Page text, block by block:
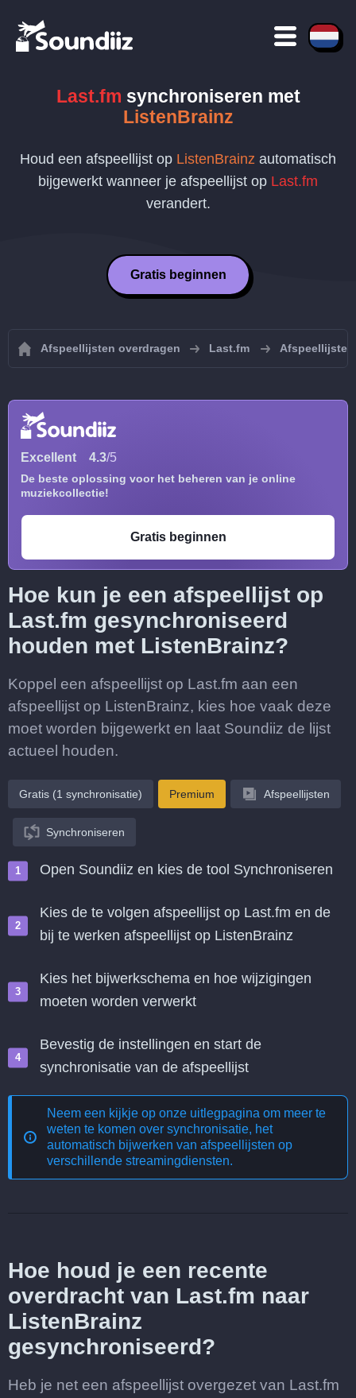
Last.fm synchroniseren met
ListenBrainz
Houd een afspeellijst op ListenBrainz automatisch
bijgewerkt wanneer je afspeellijst op Last.fm
verandert.
Gratis beginnen
Afspeellijsten overdragen Last.fm
Excellent 4.3/5
De beste oplossing voor het beheren van je online
muziekcollectie!
Gratis beginnen
Hoe kun je een afspeellijst op
Last.fm gesynchroniseerd
houden met ListenBrainz?
Koppel een afspeellijst op Last.fm aan een
afspeellijst op ListenBrainz, kies hoe vaak deze
moet worden bijgewerkt en laat Soundiiz de lijst
actueel houden.
Gratis (1 synchronisatie) Premium Afspeellijsten
Synchroniseren
Open Soundiiz en kies de tool Synchroniseren
Kies de te volgen afspeellijst op Last.fm en de
bij te werken afspeellijst op ListenBrainz
Kies het bijwerkschema en hoe wijzigingen
moeten worden verwerkt
Bevestig de instellingen en start de
synchronisatie van de afspeellijst
Neem een kijkje op onze uitlegpagina om meer te
weten te komen over synchronisatie, het
automatisch bijwerken van afspeellijsten op
verschillende streamingdiensten.
Hoe houd je een recente
overdracht van Last.fm naar
ListenBrainz
gesynchroniseerd?
Heb je net een afspeellijst overgezet van Last.fm